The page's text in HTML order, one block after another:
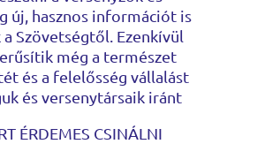
új, hasznos információt is
a Szövetségtől. Ezenkívül
még a természet
és a felelősség vállalást
és versenytársaik iránt
ÉRDEMES CSINÁLNI